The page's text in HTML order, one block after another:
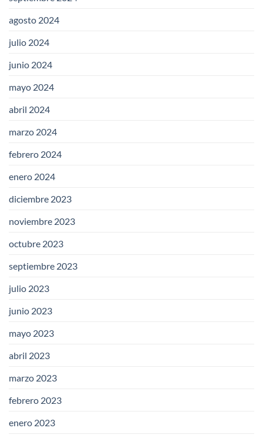
agosto 2024
julio 2024
junio 2024
mayo 2024
abril 2024
marzo 2024
febrero 2024
enero 2024
diciembre 2023
noviembre 2023
octubre 2023
septiembre 2023
julio 2023
junio 2023
mayo 2023
abril 2023
marzo 2023
febrero 2023
enero 2023